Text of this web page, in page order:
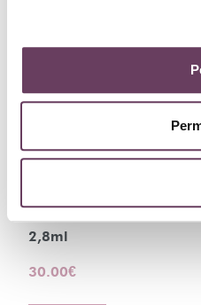
Ellis
Hot
2,8ml
30.00€